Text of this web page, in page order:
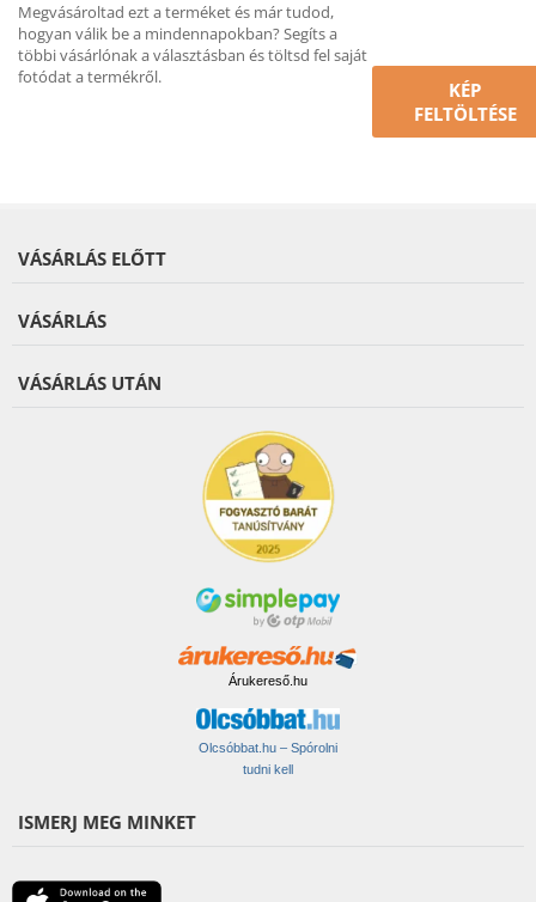
Megvásároltad ezt a terméket és már tudod,
hogyan válik be a mindennapokban? Segíts a
többi vásárlónak a választásban és töltsd fel saját
fotódat a termékről.
KÉP
FELTÖLTÉSE
VÁSÁRLÁS ELŐTT
VÁSÁRLÁS
VÁSÁRLÁS UTÁN
Árukereső.hu
Olcsóbbat.hu – Spórolni
tudni kell
ISMERJ MEG MINKET